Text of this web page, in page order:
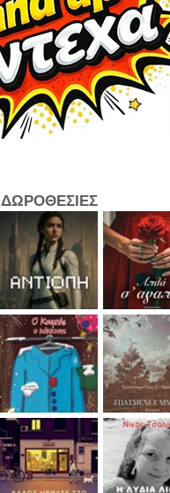
ΔΩΡΟΘΕΣΙΕΣ